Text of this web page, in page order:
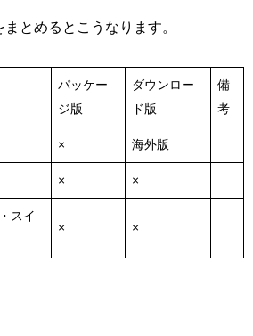
とめるとこうなります。
パッケー
ジ版
ダウンロー
ド版
備
考
× 海外版
× ×
スイ
× ×